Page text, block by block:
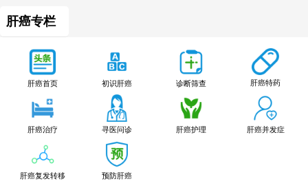
肝癌专栏
肝癌首页 初识肝癌 诊断筛查 肝癌特药
肝癌治疗 寻医问诊 肝癌护理 肝癌并发症
肝癌复发转移 预防肝癌